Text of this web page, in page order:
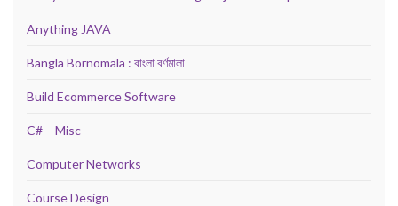
Anything JAVA
Bangla Bornomala : বাংলা বর্ণমালা
Build Ecommerce Software
C# – Misc
Computer Networks
Course Design